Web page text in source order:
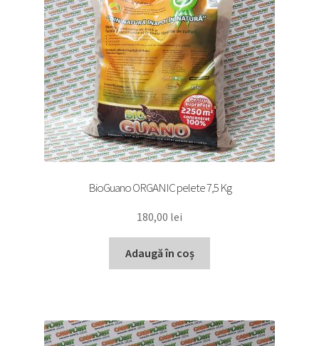
BioGuano ORGANIC pelete 7,5 Kg
180,00 lei
Adaugă în coș